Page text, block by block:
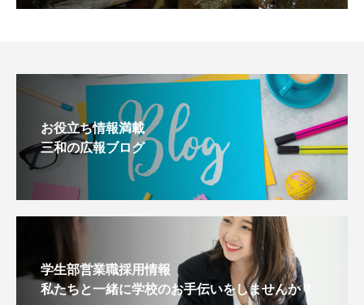
お役立ち情報満載
三和の広報ブログ
学生部営業職採用情報
私たちと一緒に学校のお手伝いをしませんか？